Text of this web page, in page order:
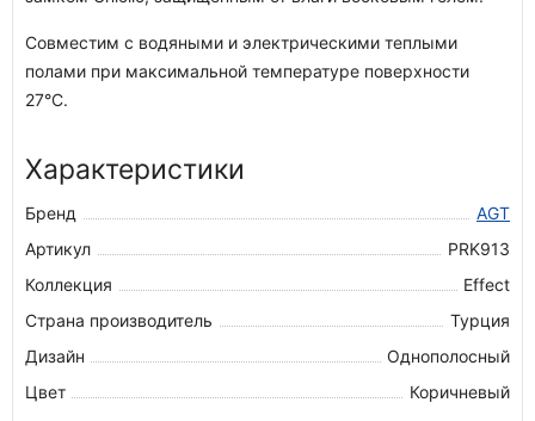
Совместим с водяными и электрическими теплыми
полами при максимальной температуре поверхности
27°С.
Характеристики
Бренд
AGT
Артикул
PRK913
Коллекция
Effect
Страна производитель
Турция
Дизайн
Однополосный
Цвет
Коричневый